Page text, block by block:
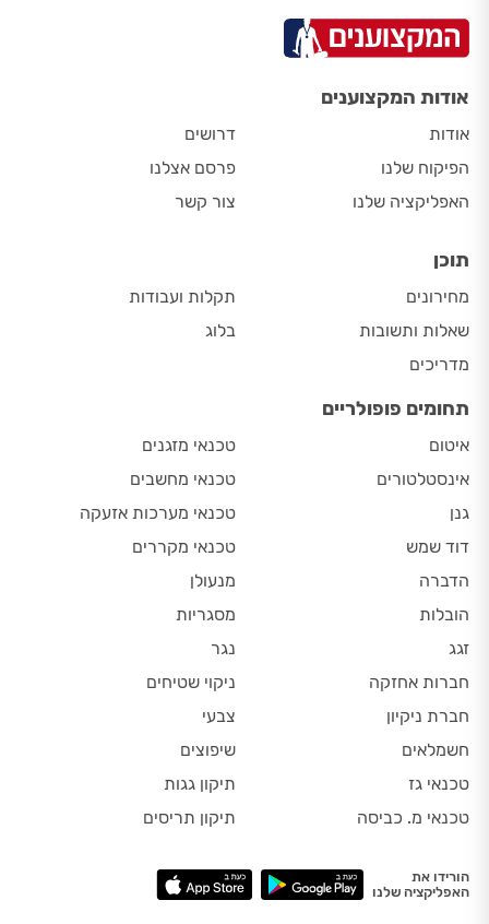
אודות המקצוענים
אודות
הפיקוח שלנו
האפליקציה שלנו
דרושים
פרסם אצלנו
צור קשר
תוכן
מחירונים
שאלות ותשובות
מדריכים
תקלות ועבודות
בלוג
תחומים פופולריים
איטום
אינסטלטורים
גנן
דוד שמש
הדברה
הובלות
זגג
חברות אחזקה
חברת ניקיון
חשמלאים
טכנאי גז
טכנאי מ. כביסה
טכנאי מזגנים
טכנאי מחשבים
טכנאי מערכות אזעקה
טכנאי מקררים
מנעולן
מסגריות
נגר
ניקוי שטיחים
צבעי
שיפוצים
תיקון גגות
תיקון תריסים
הורידו את
האפליקציה שלנו